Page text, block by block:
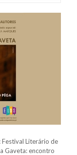
Festival Literário de
Gaveta: encontro